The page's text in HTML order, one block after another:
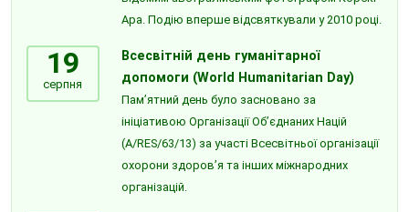
Ара. Подію вперше відсвяткували у 2010 році.
19
серпня
Всесвітній день гуманітарної
допомоги (World Humanitarian Day)
Пам’ятний день було засновано за
ініціативою Організації Об’єднаних Націй
(A/RES/63/13) за участі Всесвітньої організації
охорони здоров’я та інших міжнародних
організацій.